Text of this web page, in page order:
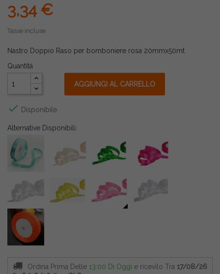
3,34 €
Tasse incluse
Nastro Doppio Raso per bomboniere rosa 20mmx50mt
Quantità
AGGIUNGI AL CARRELLO
 Disponibile
Alternative Disponibili:
Ordina Prima Delle 13:00 Di Oggi e ricevilo Tra 17/08/26